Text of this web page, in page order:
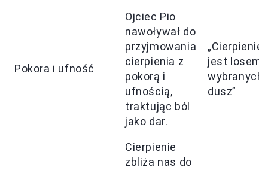
Pokora i ufność
Ojciec Pio
nawoływał do
przyjmowania
cierpienia z
pokorą i
ufnością,
traktując ból
jako dar.
„Cierpienie
jest losem
wybranych
dusz”
Cierpienie
zbliża nas do